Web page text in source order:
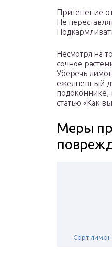
Притенение
Не
Несмотря на
сочное
Уберечь
ежедневный
подоконнике,
статью «Как
Меры
Сорт